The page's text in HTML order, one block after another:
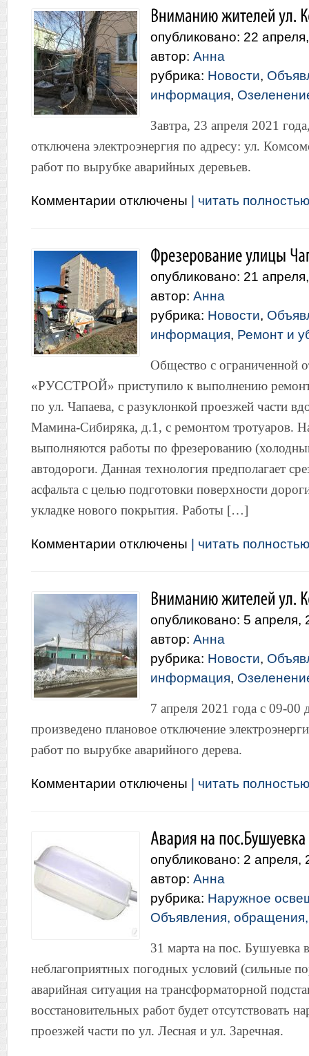
опубликовано: 22
автор: Анна
рубрика: Новости,
информация,
Завтра, 23 апреля 2021
отключена электроэнергия по адресу: ул.
работ по вырубке аварийных деревьев.
Комментарии
ул.
Комсомольская,
8
отключены | читать
опубликовано: 21
автор: Анна
рубрика: Новости,
информация, Ремонт и
Общество с ограниченной
«РУССТРОЙ» приступило к выполнению
по ул. Чапаева, с разуклонкой проезжей части
Мамина-Сибиряка, д.1, с ремонтом тротуаров.
выполняются работы по фрезерованию
автодороги. Данная технология предполагает
асфальта с целью подготовки поверхности
укладке нового покрытия. Работы […]
Комментарии
Чапаева
отключены | читать
опубликовано: 5 апреля,
автор: Анна
рубрика: Новости,
информация,
7 апреля 2021 года с 09-00
произведено плановое отключение
работ по вырубке аварийного дерева.
Комментарии
Комсомольская
отключены | читать
опубликовано: 2 апреля,
автор: Анна
рубрика: Наружное
Объявления,
31 марта на пос. Бушуевка в
неблагоприятных погодных условий (сильные
аварийная ситуация на трансформаторной
восстановительных работ будет отсутствовать
проезжей части по ул. Лесная и ул. Заречная.